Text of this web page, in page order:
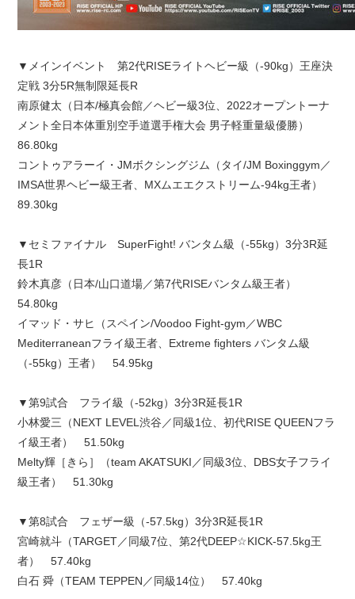
▼メインイベント 第2代RISEライトヘビー級（-90kg）王座決
定戦 3分5R無制限延長R
南原健太（日本/極真会館／ヘビー級3位、2022オープントーナ
メント全日本体重別空手道選手権大会 男子軽重量級優勝）
86.80kg
コントゥアラーイ・JMボクシングジム（タイ/JM Boxinggym／
IMSA世界ヘビー級王者、MXムエエクストリーム-94kg王者）
89.30kg
▼セミファイナル SuperFight! バンタム級（-55kg）3分3R延
長1R
鈴木真彦（日本/山口道場／第7代RISEバンタム級王者）
54.80kg
イマッド・サヒ（スペイン/Voodoo Fight-gym／WBC
Mediterraneanフライ級王者、Extreme fighters バンタム級
（-55kg）王者） 54.95kg
▼第9試合 フライ級（-52kg）3分3R延長1R
小林愛三（NEXT LEVEL渋谷／同級1位、初代RISE QUEENフラ
イ級王者） 51.50kg
Melty輝［きら］（team AKATSUKI／同級3位、DBS女子フライ
級王者） 51.30kg
▼第8試合 フェザー級（-57.5kg）3分3R延長1R
宮崎就斗（TARGET／同級7位、第2代DEEP☆KICK-57.5kg王
者） 57.40kg
白石 舜（TEAM TEPPEN／同級14位） 57.40kg